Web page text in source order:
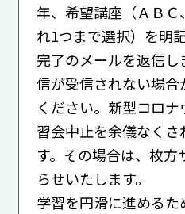
年、希望講座（ＡＢ
れ1つまで選択）を明
完了のメールを返信
信が受信されない場合
ください。新型コロ
習会中止を余儀なくさ
す。その場合は、枚
らせいたします。
学習を円滑に進める